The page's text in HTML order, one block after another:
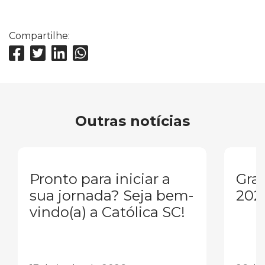
Compartilhe:
Outras notícias
Pronto para iniciar a
sua jornada? Seja bem-
vindo(a) a Católica SC!